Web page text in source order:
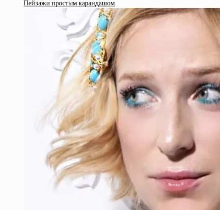
Пейзажи простым карандашом